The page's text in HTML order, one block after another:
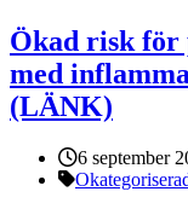
Ökad risk för
med
(LÄNK)
6 september